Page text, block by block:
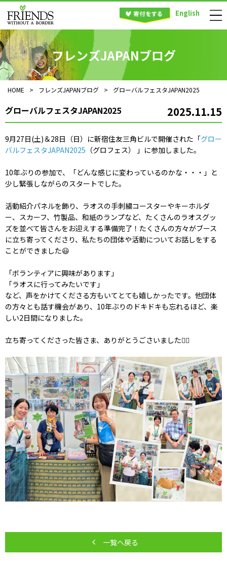
English
フレンズJAPANブログ
HOME > フレンズJAPANブログ > グローバルフェスタJAPAN2025
グローバルフェスタJAPAN2025 2025.11.15
9月27日(土)＆28日（日）に新宿住友三角ビルで開催された「グロー
バルフェスタJAPAN2025 （グロフェス） 」に参加しました。
10年ぶりの参加で、「どんな感じに変わっているのかな・・・」と
少し緊張しながらのスタートでした。
活動紹介パネルを飾り、ラオスの手刺繍コースターやキーホルダ
ー、スカーフ、竹製品、和紙のランプなど、たくさんのラオスグッ
ズを並べて皆さんをお迎えする準備完了！ たくさんの方々がブース
に立ち寄ってくださり、私たちの団体や活動についてお話しをする
ことができました😃
「ボランティアに興味があります」
「ラオスに行ってみたいです」
など、声をかけてくださる方もいてとても嬉しかったです。他団体
の方々とも話す機会があり、10年ぶりのドキドキも忘れるほど、楽
しい2日間になりました。
立ち寄ってくださった皆さま、ありがとうごさいました🙇‍♀
一覧へ戻る